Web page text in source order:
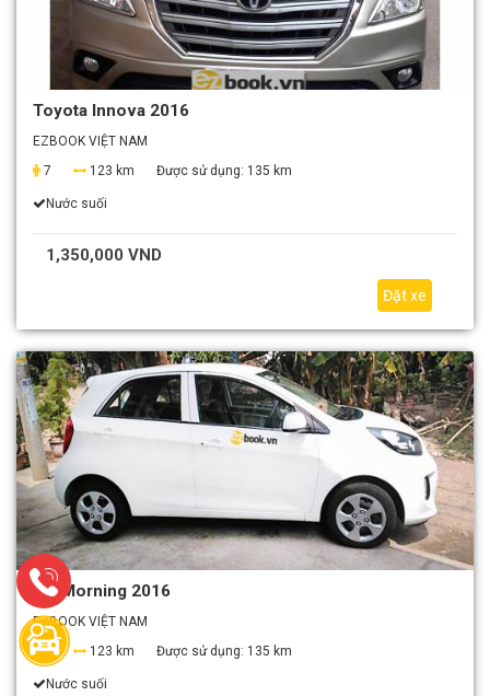
Toyota Innova 2016
EZBOOK VIỆT NAM
7
123 km Được sử dụng: 135 km
Nước suối
1,350,000 VND
Đặt xe
Kia Morning 2016
EZBOOK VIỆT NAM
4
123 km Được sử dụng: 135 km
Nước suối